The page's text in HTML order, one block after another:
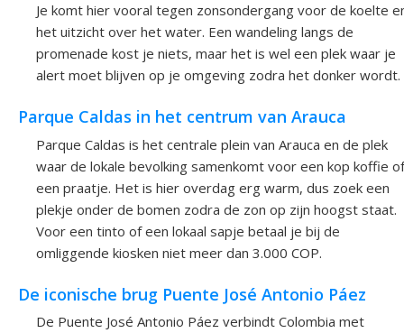
Je komt hier vooral tegen zonsondergang voor de koelte
het uitzicht over het water. Een wandeling langs de
promenade kost je niets, maar het is wel een plek waar je
alert moet blijven op je omgeving zodra het donker wordt.
Parque Caldas in het centrum van Arauca
Parque Caldas is het centrale plein van Arauca en de plek
waar de lokale bevolking samenkomt voor een kop koffie of
een praatje. Het is hier overdag erg warm, dus zoek een
plekje onder de bomen zodra de zon op zijn hoogst staat.
Voor een tinto of een lokaal sapje betaal je bij de
omliggende kiosken niet meer dan 3.000 COP.
De iconische brug Puente José Antonio Páez
De Puente José Antonio Páez verbindt Colombia met